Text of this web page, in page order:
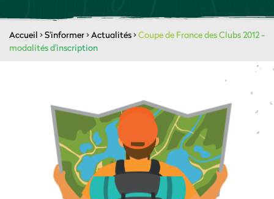
Accueil >S'informer>Actualités>Coupe de France des Clubs 2012 -
modalités d'inscription